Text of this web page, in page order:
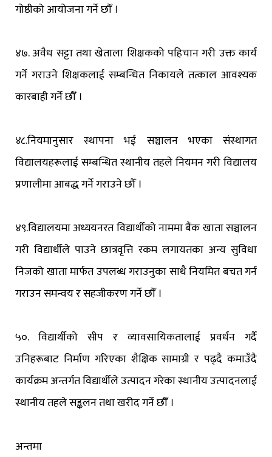
गोष्ठीको आयोजना गर्ने छौँ ।
४७. अवैध सट्टा तथा खेताला शिक्षकको पहिचान गरी उक्त कार्य
गर्ने गराउने शिक्षकलाई सम्बन्धित निकायले तत्काल आवश्यक
कारबाही गर्ने छौँ ।
४८.नियमानुसार स्थापना भई सञ्चालन भएका संस्थागत
विद्यालयहरूलाई सम्बन्धित स्थानीय तहले नियमन गरी विद्यालय
प्रणालीमा आबद्ध गर्ने गराउने छौँ ।
४९.विद्यालयमा अध्ययनरत विद्यार्थीको नाममा बैंक खाता सञ्चालन
गरी विद्यार्थीले पाउने छात्रवृत्ति रकम लगायतका अन्य सुविधा
निजको खाता मार्फत उपलब्ध गराउनुका साथै नियमित बचत गर्न
गराउन समन्वय र सहजीकरण गर्ने छौँ ।
५०. विद्यार्थीको सीप र व्यावसायिकतालाई प्रवर्धन गर्दै
उनिहरूबाट निर्माण गरिएका शैक्षिक सामाग्री र पढ्दै कमाउँदै
कार्यक्रम अन्तर्गत विद्यार्थीले उत्पादन गरेका स्थानीय उत्पादनलाई
स्थानीय तहले सङ्कलन तथा खरीद गर्ने छौँ ।
अन्तमा